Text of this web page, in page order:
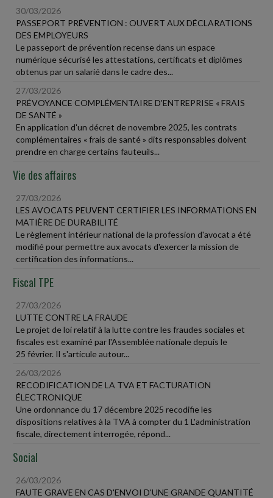
30/03/2026
PASSEPORT PRÉVENTION : OUVERT AUX DÉCLARATIONS
DES EMPLOYEURS
Le passeport de prévention recense dans un espace
numérique sécurisé les attestations, certificats et diplômes
obtenus par un salarié dans le cadre des...
27/03/2026
PRÉVOYANCE COMPLÉMENTAIRE D'ENTREPRISE « FRAIS
DE SANTÉ »
En application d'un décret de novembre 2025, les contrats
complémentaires « frais de santé » dits responsables doivent
prendre en charge certains fauteuils...
Vie des affaires
27/03/2026
LES AVOCATS PEUVENT CERTIFIER LES INFORMATIONS EN
MATIÈRE DE DURABILITÉ
Le règlement intérieur national de la profession d'avocat a été
modifié pour permettre aux avocats d'exercer la mission de
certification des informations...
Fiscal TPE
27/03/2026
LUTTE CONTRE LA FRAUDE
Le projet de loi relatif à la lutte contre les fraudes sociales et
fiscales est examiné par l'Assemblée nationale depuis le
25 février. Il s'articule autour...
26/03/2026
RECODIFICATION DE LA TVA ET FACTURATION
ÉLECTRONIQUE
Une ordonnance du 17 décembre 2025 recodifie les
dispositions relatives à la TVA à compter du 1 L'administration
fiscale, directement interrogée, répond...
Social
26/03/2026
FAUTE GRAVE EN CAS D'ENVOI D'UNE GRANDE QUANTITÉ